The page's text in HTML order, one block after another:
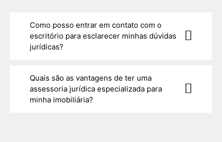
Como posso entrar em contato com o
escritório para esclarecer minhas dúvidas
jurídicas?
Quais são as vantagens de ter uma
assessoria jurídica especializada para
minha imobiliária?